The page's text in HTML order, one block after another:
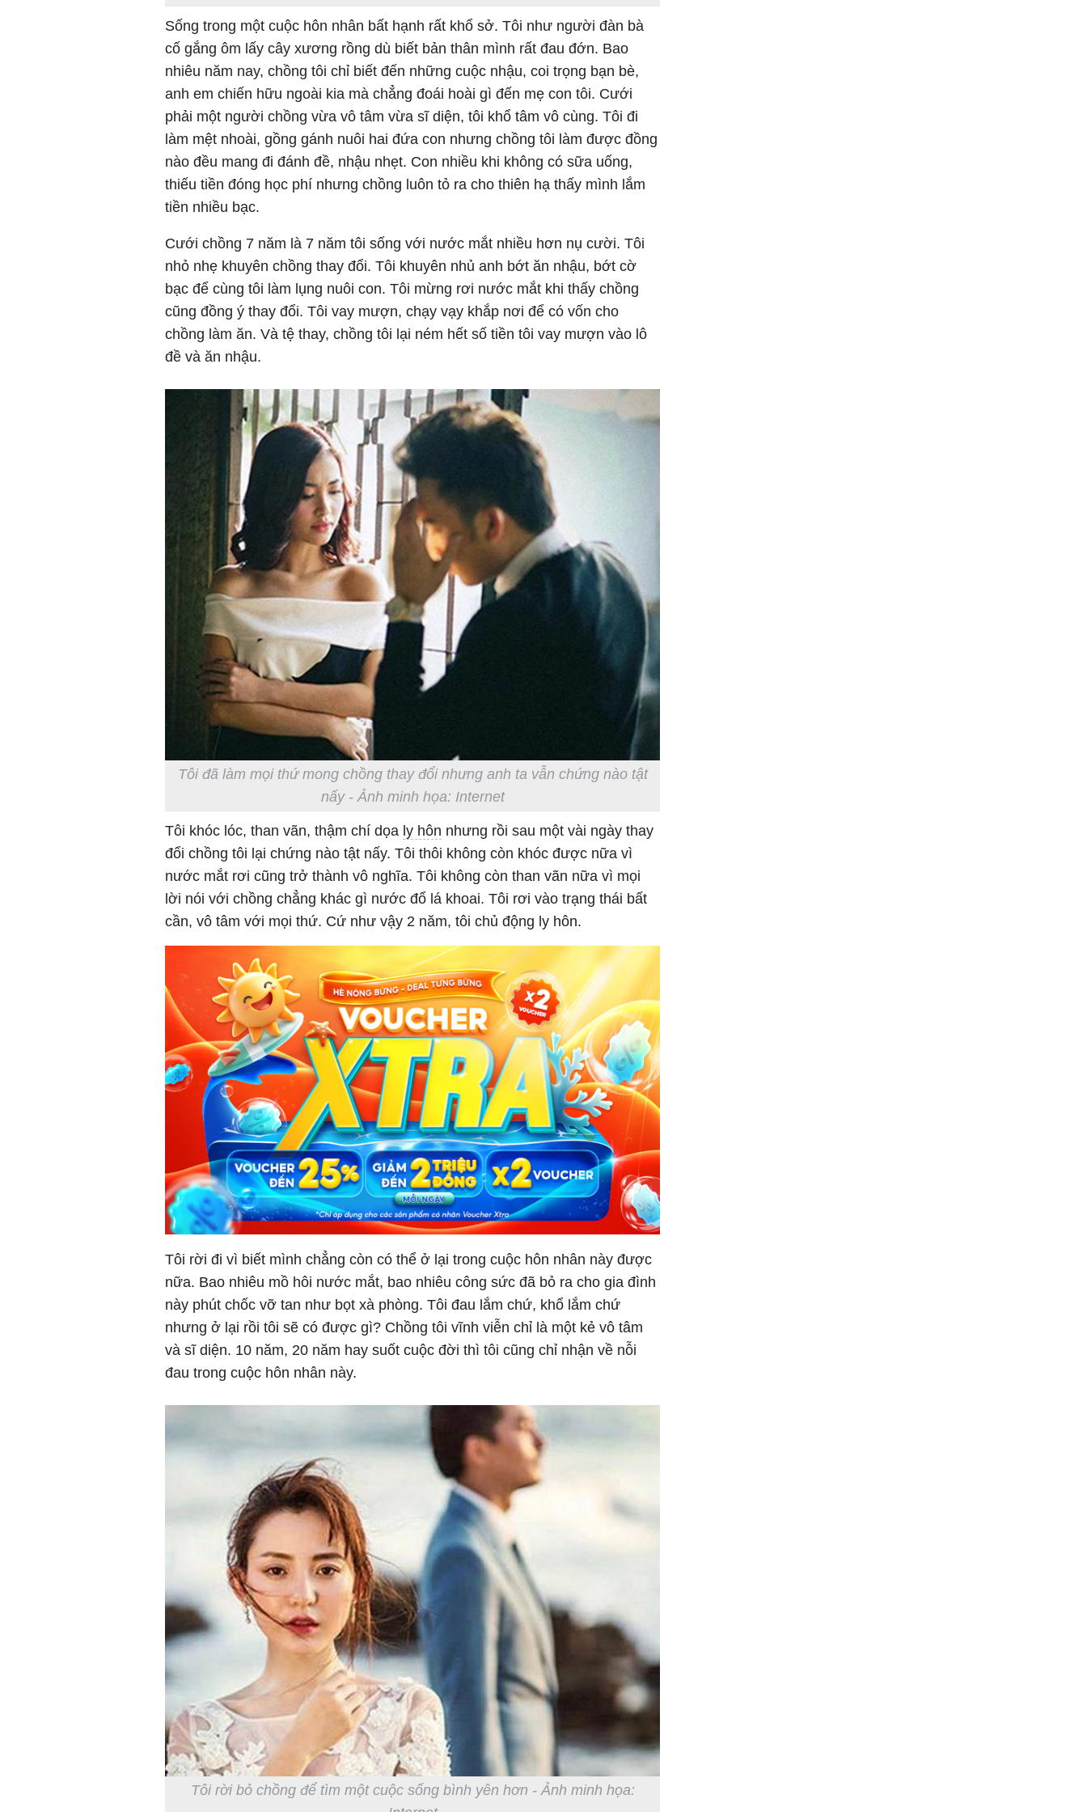
Sống trong một cuộc hôn nhân bất hạnh rất khổ sở. Tôi như người đàn bà
cố gắng ôm lấy cây xương rồng dù biết bản thân mình rất đau đớn. Bao
nhiêu năm nay, chồng tôi chỉ biết đến những cuộc nhậu, coi trọng bạn bè,
anh em chiến hữu ngoài kia mà chẳng đoái hoài gì đến mẹ con tôi. Cưới
phải một người chồng vừa vô tâm vừa sĩ diện, tôi khổ tâm vô cùng. Tôi đi
làm mệt nhoài, gồng gánh nuôi hai đứa con nhưng chồng tôi làm được đồng
nào đều mang đi đánh đề, nhậu nhẹt. Con nhiều khi không có sữa uống,
thiếu tiền đóng học phí nhưng chồng luôn tỏ ra cho thiên hạ thấy mình lắm
tiền nhiều bạc.
Cưới chồng 7 năm là 7 năm tôi sống với nước mắt nhiều hơn nụ cười. Tôi
nhỏ nhẹ khuyên chồng thay đổi. Tôi khuyên nhủ anh bớt ăn nhậu, bớt cờ
bạc để cùng tôi làm lụng nuôi con. Tôi mừng rơi nước mắt khi thấy chồng
cũng đồng ý thay đổi. Tôi vay mượn, chạy vạy khắp nơi để có vốn cho
chồng làm ăn. Và tệ thay, chồng tôi lại ném hết số tiền tôi vay mượn vào lô
đề và ăn nhậu.
Tôi đã làm mọi thứ mong chồng thay đổi nhưng anh ta vẫn chứng nào tật
nấy - Ảnh minh họa: Internet
Tôi khóc lóc, than vãn, thậm chí dọa ly hôn nhưng rồi sau một vài ngày thay
đổi chồng tôi lại chứng nào tật nấy. Tôi thôi không còn khóc được nữa vì
nước mắt rơi cũng trở thành vô nghĩa. Tôi không còn than vãn nữa vì mọi
lời nói với chồng chẳng khác gì nước đổ lá khoai. Tôi rơi vào trạng thái bất
cần, vô tâm với mọi thứ. Cứ như vậy 2 năm, tôi chủ động ly hôn.
Tôi rời đi vì biết mình chẳng còn có thể ở lại trong cuộc hôn nhân này được
nữa. Bao nhiêu mồ hôi nước mắt, bao nhiêu công sức đã bỏ ra cho gia đình
này phút chốc vỡ tan như bọt xà phòng. Tôi đau lắm chứ, khổ lắm chứ
nhưng ở lại rồi tôi sẽ có được gì? Chồng tôi vĩnh viễn chỉ là một kẻ vô tâm
và sĩ diện. 10 năm, 20 năm hay suốt cuộc đời thì tôi cũng chỉ nhận về nỗi
đau trong cuộc hôn nhân này.
Tôi rời bỏ chồng để tìm một cuộc sống bình yên hơn - Ảnh minh họa: